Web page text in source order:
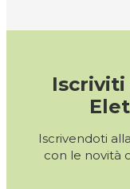
Iscrivendoti
con le novità